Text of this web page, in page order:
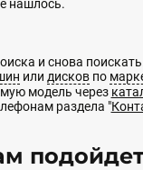
нашлось.
и снова
или дисковпо
модель через
раздела "